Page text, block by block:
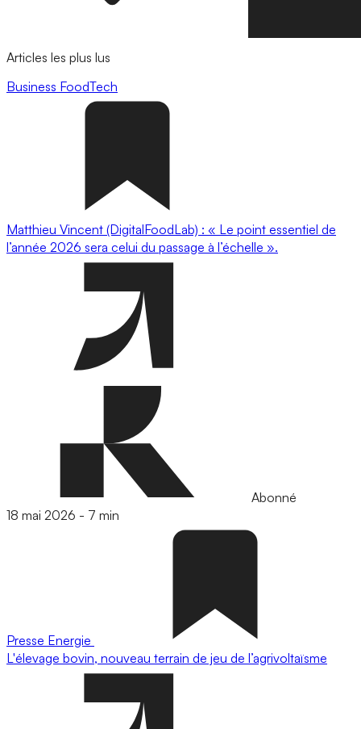
Articles les plus lus
Business FoodTech
Matthieu Vincent (DigitalFoodLab) : « Le point essentiel de
l’année 2026 sera celui du passage à l’échelle ».
Abonné
18 mai 2026 - 7 min
Presse Energie
L'élevage bovin, nouveau terrain de jeu de l’agrivoltaïsme